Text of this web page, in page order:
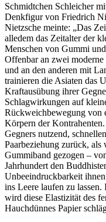
Schmidtchen Schleicher
Denkfigur von Friedrich
Nietzsche meinte: „Das
alledem das Zeitalter der
Menschen von Gummi
Offenbar an zwei
und an den anderen mit
trainieren die Asiaten das
Kraftausübung ihrer
Schlagwirkungen auf
Rückweichbewegung von
Körpern der
Gegners nutzend,
Paarbeziehung zurück, als
Gummiband gezogen –
Jahrhundert den
Unbeeindruckbarkeit
ins Leere laufen zu
wird diese Elastizität des
Hauchdünnes Papier